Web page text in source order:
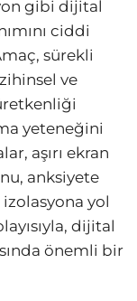
gibi dijital
ciddi
sürekli
ve
yeteneğini
aşırı ekran
anksiyete
yol
dijital
önemli bir